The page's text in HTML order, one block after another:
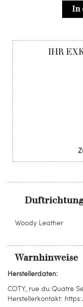
In
Woody Leather
Warnhinweise
IHR
Herstellerdaten:
COTY, rue du Quatre
Herstellerkontakt: